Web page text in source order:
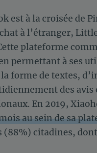
est à la croisée de
à l’étranger,
plateforme
permettant à ses
forme de textes,
des
En 2019,
au sein de sa
citadines, dont